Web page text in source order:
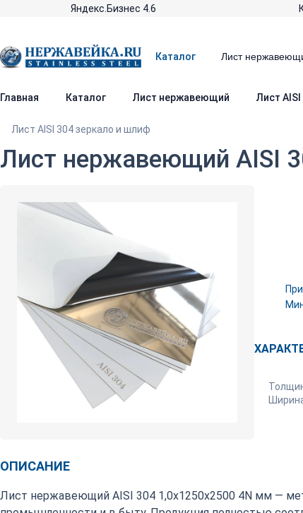
Яндекс.Бизнес 4.6
Каталог
Главная Каталог Лист нержавеющий Лист
Лист AISI 304 зеркало и шлиф
Лист нержавеющий AISI
ОПИСАНИЕ
Лист нержавеющий AISI 304 1,0х1250х2500 4N мм —